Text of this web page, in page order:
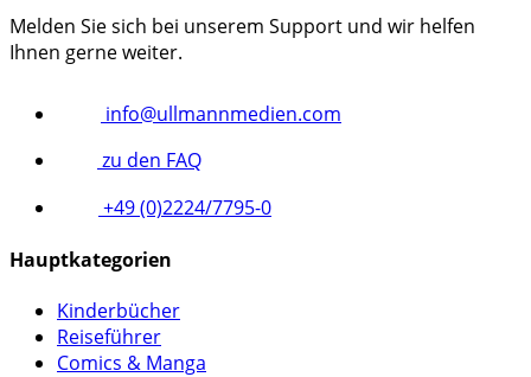
Melden Sie sich bei unserem Support und wir helfen
Ihnen gerne weiter.
info@ullmannmedien.com
zu den FAQ
+49 (0)2224/7795-0
Hauptkategorien
Kinderbücher
Reiseführer
Comics & Manga